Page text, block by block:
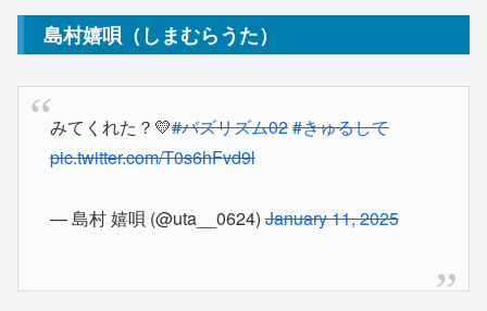
島村嬉唄（しまむらうた）
みてくれた？💛#バズリズム02#きゅるして
pic.twitter.com/T0s6hFvd9l
— 島村 嬉唄 (@uta__0624)January 11, 2025